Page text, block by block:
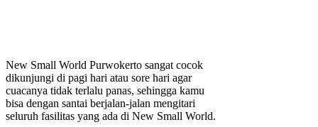
New Small World Purwokerto sangat cocok
dikunjungi di pagi hari atau sore hari agar
cuacanya tidak terlalu panas, sehingga kamu
bisa dengan santai berjalan-jalan mengitari
seluruh fasilitas yang ada di New Small World.